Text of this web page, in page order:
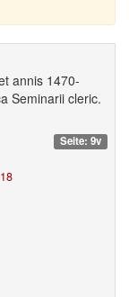
annis 1470-
Seminarii cleric.
Seite: 9v